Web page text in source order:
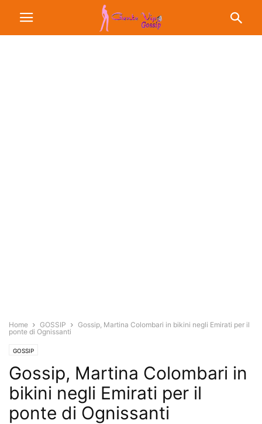
Home GOSSIP
Gossip, Martina Colombari in bikini negli Emirati per il
ponte di Ognissanti
GOSSIP
Gossip, Martina Colombari in
bikini negli Emirati per il
ponte di Ognissanti